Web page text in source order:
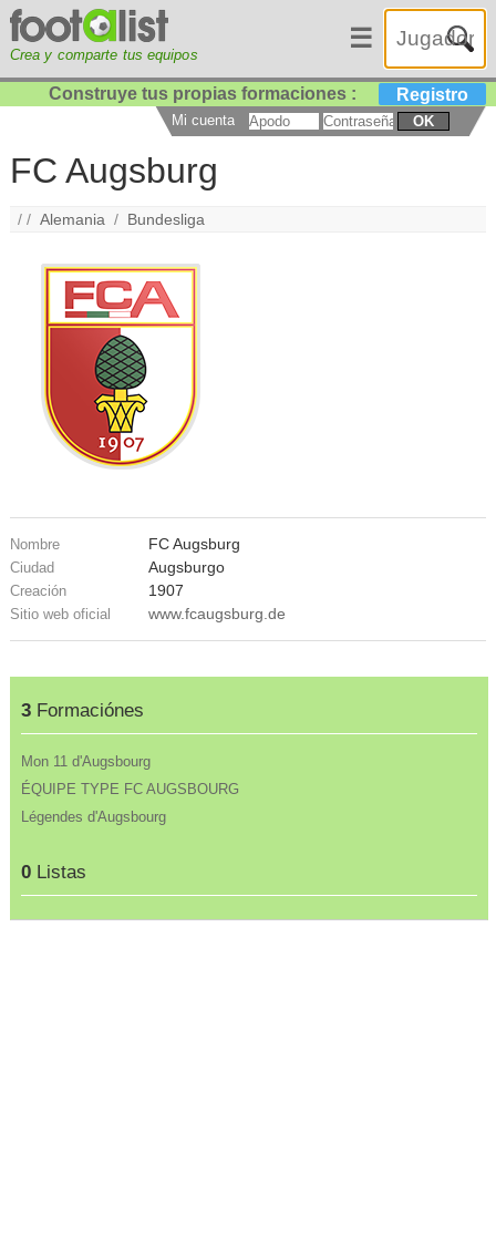
Crea y comparte tus equipos
☰
Construye tus propias formaciones : Registro
Mi cuenta OK
FC Augsburg
/ /Alemania / Bundesliga
Nombre FC Augsburg
Ciudad Augsburgo
Creación 1907
Sitio web oficial www.fcaugsburg.de
3Formaciónes
Mon 11 d'Augsbourg
ÉQUIPE TYPE FC AUGSBOURG
Légendes d'Augsbourg
0Listas